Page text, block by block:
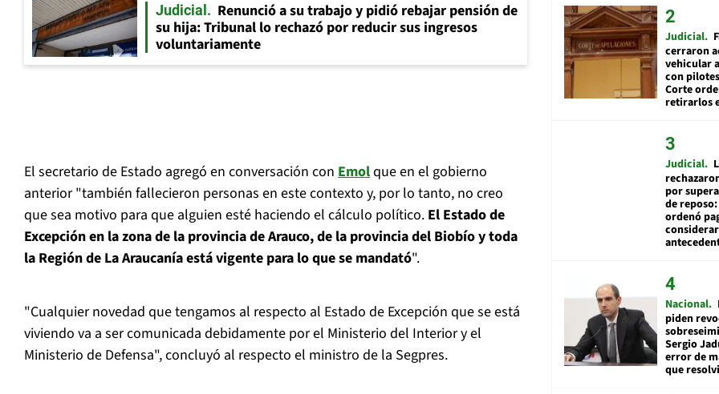
Judicial
Renunció a su trabajo y pidió rebajar pensión de
su hija: Tribunal lo rechazó por reducir sus ingresos
voluntariamente
El secretario de Estado agregó en conversación con Emolque en el gobierno
anterior "también fallecieron personas en este contexto y, por lo tanto, no creo
que sea motivo para que alguien esté haciendo el cálculo político. El Estado de
Excepción en la zona de la provincia de Arauco, de la provincia del Biobío y toda
la Región de La Araucanía está vigente para lo que se mandató".
"Cualquier novedad que tengamos al respecto al Estado de Excepción que se está
viviendo va a ser comunicada debidamente por el Ministerio del Interior y el
Ministerio de Defensa", concluyó al respecto el ministro de la Segpres.
Judicial
cerraron
vehicular
con
Corte
retirarlos
Judicial
por
de
ordenó
Nacional
piden
Sergio
error de
que